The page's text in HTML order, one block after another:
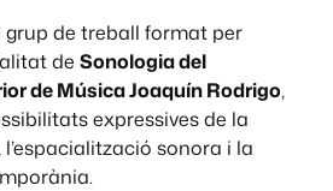
grup de treball format per
de Sonologia del
de Música Joaquín Rodrigo,
expressives de la
sonora i la